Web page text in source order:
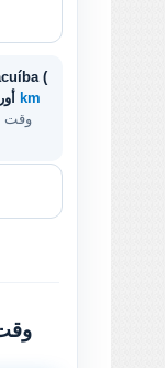
(
937 km
. وقت